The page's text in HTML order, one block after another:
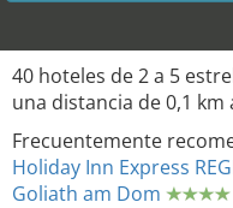
40 hoteles de 2 a 5
una distancia de 0,1 km
Frecuentemente
Holiday Inn Express
Goliath am Dom